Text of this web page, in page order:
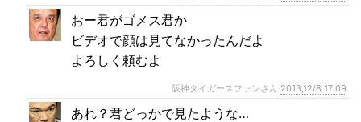
おー君がゴメス君か
ビデオで顔は見てなかったんだよ
よろしく頼むよ
阪神タイガースファンさん 2013,12/8 17:09
あれ？君どっかで見たような…